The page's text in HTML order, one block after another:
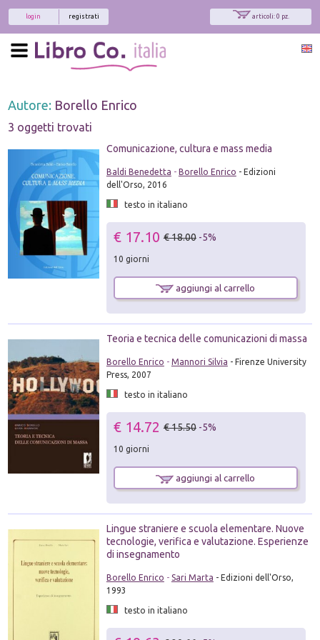
articoli: 0 pz.
registrati
login
Autore: Borello Enrico
3 oggetti trovati
Comunicazione, cultura e mass media
Baldi Benedetta - Borello Enrico - Edizioni
dell'Orso, 2016
testo in italiano
€ 17.10 € 18.00 -5%
10 giorni
aggiungi al carrello
Teoria e tecnica delle comunicazioni di massa
Borello Enrico - Mannori Silvia - Firenze University
Press, 2007
testo in italiano
€ 14.72 € 15.50 -5%
10 giorni
aggiungi al carrello
Lingue straniere e scuola elementare. Nuove
tecnologie, verifica e valutazione. Esperienze
di insegnamento
Borello Enrico - Sari Marta - Edizioni dell'Orso,
1993
testo in italiano